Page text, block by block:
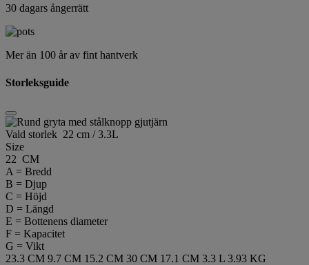
30 dagars ångerrätt
Mer än 100 år av fint hantverk
Storleksguide
Vald storlek 22 cm / 3.3L
Size
22 CM
A = Bredd
B = Djup
C = Höjd
D = Längd
E = Bottenens diameter
F = Kapacitet
G = Vikt
23.3 CM 9.7 CM 15.2 CM 30 CM 17.1 CM 3.3 L 3.93 KG